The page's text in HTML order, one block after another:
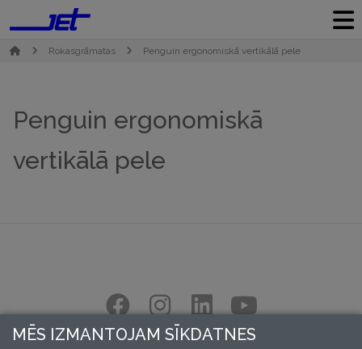
Rokasgrāmatas Penguin ergonomiskā vertikālā pele
Penguin ergonomiskā
vertikālā pele
MĒS IZMANTOJAM SĪKDATNES